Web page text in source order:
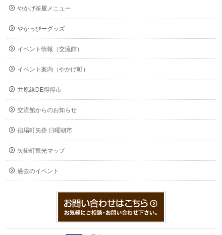
やかげ茶屋メニュー
やかっぴーグッズ
イベント情報（交流館）
イベント案内（やかげ町）
井原線DE得得市
交流館からのお知らせ
宿場町矢掛 日曜朝市
矢掛町観光マップ
過去のイベント